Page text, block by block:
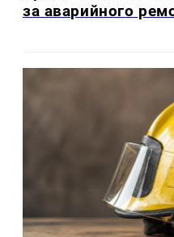
за аварийного